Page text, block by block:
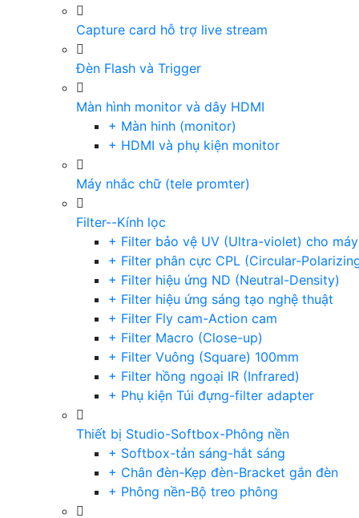
Capture card hỗ trợ live stream
Đèn Flash và Trigger
Màn hình monitor và dây HDMI
+ Màn hinh (monitor)
+ HDMI và phụ kiện monitor
Máy nhắc chữ (tele promter)
Filter--Kính lọc
+ Filter bảo vệ UV (Ultra-violet) cho
+ Filter phân cực CPL (Circular-
+ Filter hiệu ứng ND (Neutral-Density)
+ Filter hiệu ứng sáng tạo nghệ thuật
+ Filter Fly cam-Action cam
+ Filter Macro (Close-up)
+ Filter Vuông (Square) 100mm
+ Filter hồng ngoại IR (Infrared)
+ Phụ kiện Túi đựng-filter adapter
Thiết bị Studio-Softbox-Phông nền
+ Softbox-tản sáng-hắt sáng
+ Chân đèn-Kẹp đèn-Bracket gắn đèn
+ Phông nền-Bộ treo phông